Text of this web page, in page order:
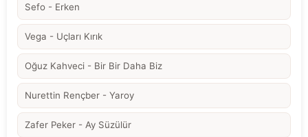
Sefo - Erken
Vega - Uçları Kırık
Oğuz Kahveci - Bir Bir Daha Biz
Nurettin Rençber - Yaroy
Zafer Peker - Ay Süzülür